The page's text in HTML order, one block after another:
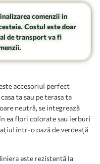
comenzii in
Costul este doar
de transport va fi
accesoriul perfect
ta sau pe terasa ta
neutră, se integrează
ea flori colorate sau ierburi
într-o oază de verdeață
este rezistentă la